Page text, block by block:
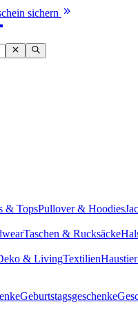
sichern
& TopsPullover & Hoodies
Taschen & Rucksäcke
& LivingTextilien
Geburtstagsgeschenke